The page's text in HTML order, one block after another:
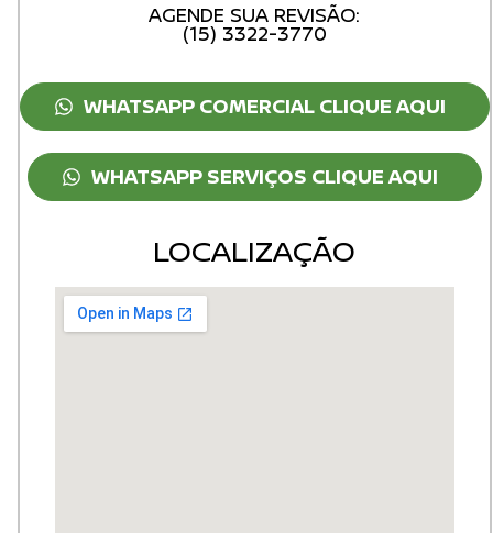
AGENDE SUA REVISÃO:
(15) 3322-3770
WHATSAPP COMERCIAL CLIQUE AQUI
WHATSAPP SERVIÇOS CLIQUE AQUI
LOCALIZAÇÃO